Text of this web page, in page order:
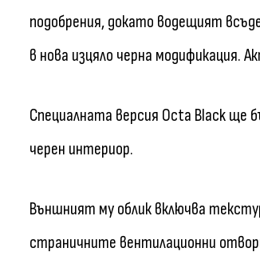
подобрения, докато водещият
в нова изцяло черна модификация.
Специалната версия Octa Black ще
черен интериор.
Външният му облик включва
страничните вентилационни